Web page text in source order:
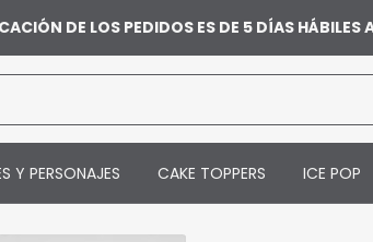
DE LOS PEDIDOS ES DE 5 DÍAS HÁBILES
Y PERSONAJES CAKE TOPPERS ICE POP